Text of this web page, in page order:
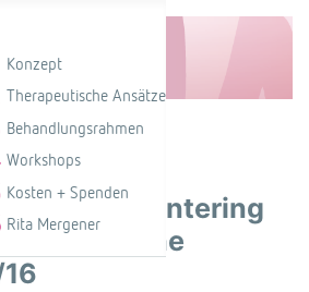
Konzept
Therapeutische Ansätze
Behandlungsrahmen
Workshops
Kosten + Spenden
Rita Mergener
Countering
from the